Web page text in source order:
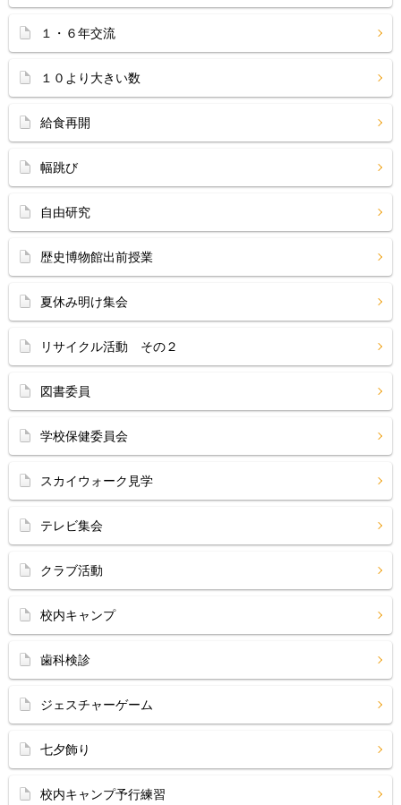
１・６年交流
１０より大きい数
給食再開
幅跳び
自由研究
歴史博物館出前授業
夏休み明け集会
リサイクル活動 その２
図書委員
学校保健委員会
スカイウォーク見学
テレビ集会
クラブ活動
校内キャンプ
歯科検診
ジェスチャーゲーム
七夕飾り
校内キャンプ予行練習